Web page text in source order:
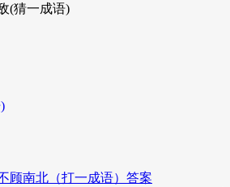
(猜一成语)
顾南北（打一成语）答案